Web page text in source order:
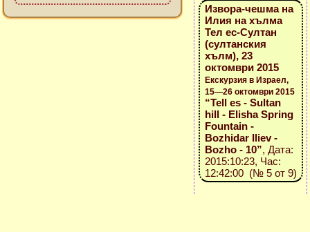
Извора-чешма на
Илия на хълма
Тел ес-Султан
(султанския
хълм), 23
октомври 2015
Екскурзия в Израел,
15—26 октомври 2015
“Tell es - Sultan
hill - Elisha Spring
Fountain -
Bozhidar Iliev -
Bozho - 10”, Дата:
2015:10:23, Час:
12:42:00 (№ 5 от 9)